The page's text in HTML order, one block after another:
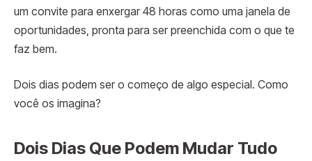
um convite para enxergar 48 horas como uma janela de
oportunidades, pronta para ser preenchida com o que te
faz bem.
Dois dias podem ser o começo de algo especial. Como
você os imagina?
Dois Dias Que Podem Mudar Tudo